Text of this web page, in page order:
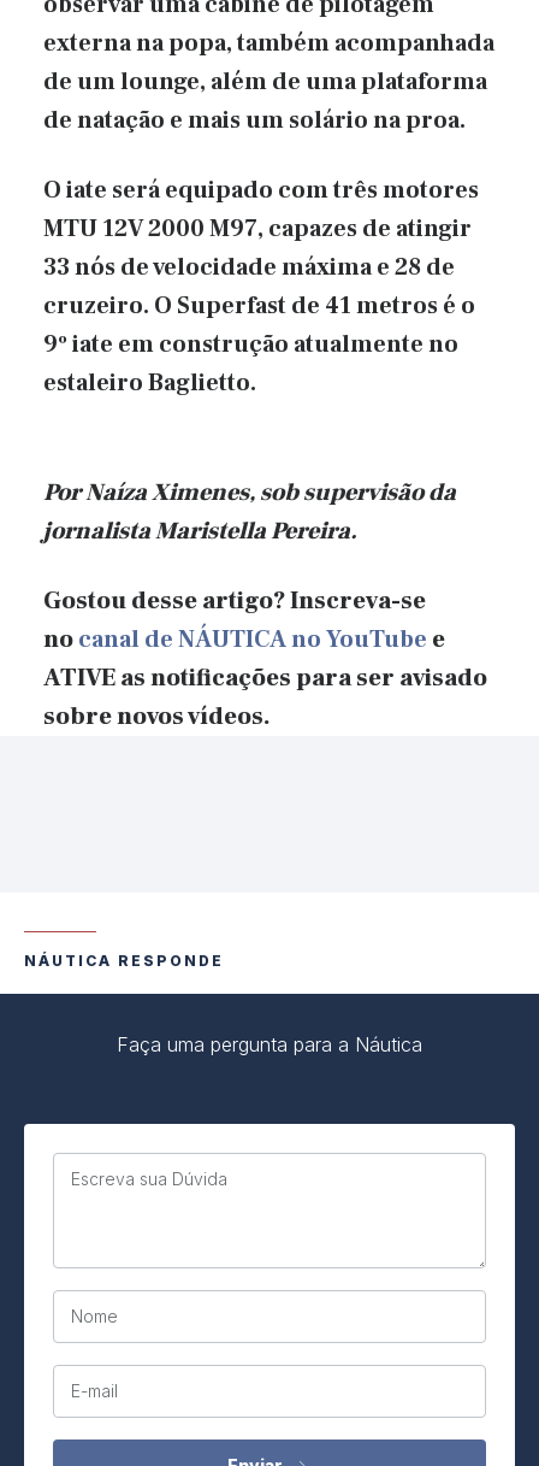
externa na popa, também acompanhada
de um lounge, além de uma plataforma
de natação e mais um solário na proa.
O iate será equipado com três motores
MTU 12V 2000 M97, capazes de atingir
33 nós de velocidade máxima e 28 de
cruzeiro. O Superfast de 41 metros é o
9º iate em construção atualmente no
estaleiro Baglietto.
Por Naíza Ximenes, sob supervisãoda
jornalista Maristella Pereira.
Gostou desse artigo? Inscreva-se
nocanal de NÁUTICA no YouTube e
ATIVE as notificações para ser avisado
sobre novos vídeos.
NÁUTICA RESPONDE
Faça uma pergunta para a Náutica
Escreva sua Dúvida
Nome
E-mail